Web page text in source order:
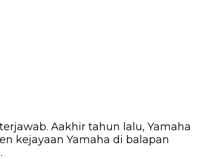
Aakhir tahun lalu, Yamaha
kejayaan Yamaha di balapan